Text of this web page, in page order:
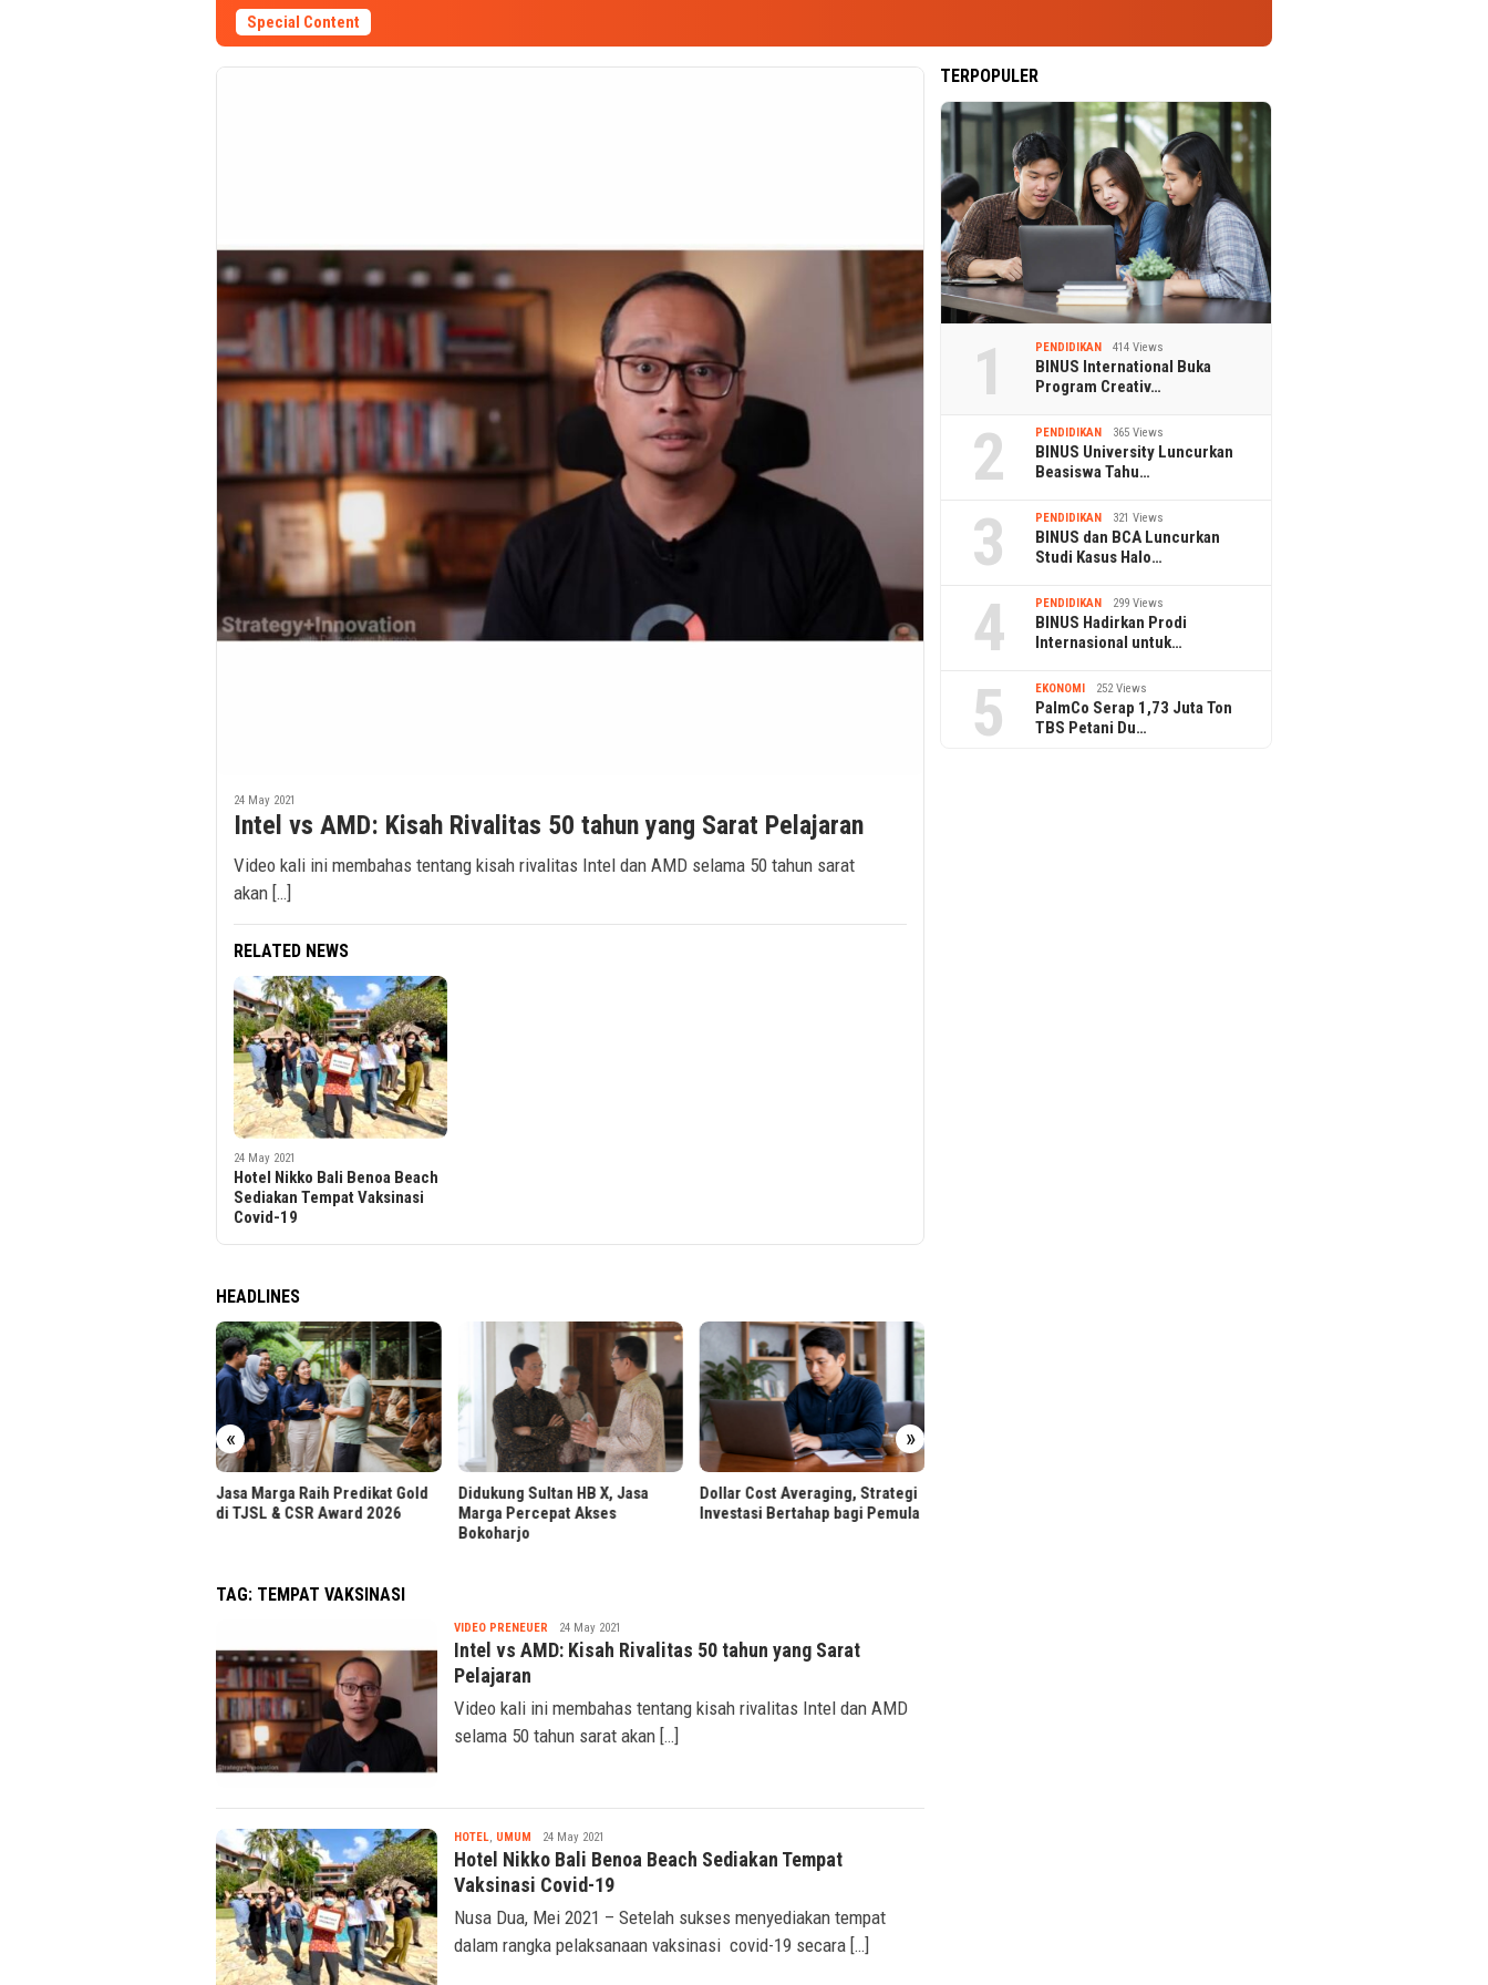
Special Content
24 May 2021
Intel vs AMD: Kisah Rivalitas 50 tahun yang Sarat Pelajaran
Video kali ini membahas tentang kisah rivalitas Intel dan AMD selama 50 tahun sarat
akan […]
RELATED NEWS
24 May 2021
Hotel Nikko Bali Benoa Beach
Sediakan Tempat Vaksinasi
Covid-19
HEADLINES
« »
Jasa Marga Raih Predikat Gold
di TJSL & CSR Award 2026
Didukung Sultan HB X, Jasa
Marga Percepat Akses
Bokoharjo
Dollar Cost Averaging, Strategi
Investasi Bertahap bagi Pemula
TAG: TEMPAT VAKSINASI
VIDEO PRENEUER Nabila
24 May 2021
Intel vs AMD: Kisah Rivalitas 50 tahun yang Sarat
Pelajaran
Video kali ini membahas tentang kisah rivalitas Intel dan AMD
selama 50 tahun sarat akan […]
HOTEL UMUM Nabila
24 May 2021
Hotel Nikko Bali Benoa Beach Sediakan Tempat
Vaksinasi Covid-19
Nusa Dua, Mei 2021 – Setelah sukses menyediakan tempat
dalam rangka pelaksanaan vaksinasi covid-19 secara […]
TERPOPULER
1 PENDIDIKAN 414 Views
BINUS International Buka
Program Creativ…
2 PENDIDIKAN 365 Views
BINUS University Luncurkan
Beasiswa Tahu…
3 PENDIDIKAN 321 Views
BINUS dan BCA Luncurkan
Studi Kasus Halo…
4 PENDIDIKAN 299 Views
BINUS Hadirkan Prodi
Internasional untuk…
5 EKONOMI 252 Views
PalmCo Serap 1,73 Juta Ton
TBS Petani Du…